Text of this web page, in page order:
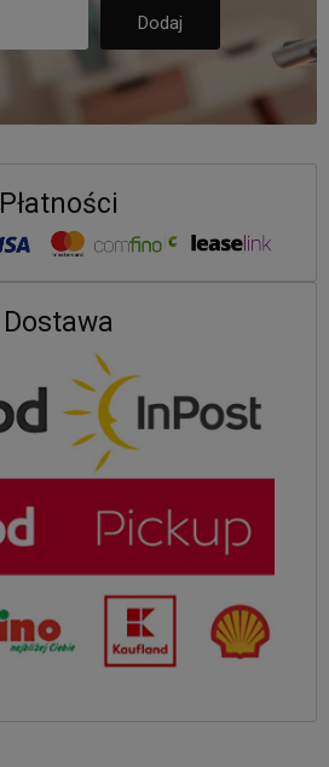
Płatności
Dostawa